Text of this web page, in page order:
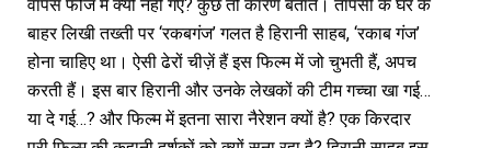
वापस फौज में क्यों नहीं गए? कुछ तो कारण बताते। तापसी के घर के
बाहर लिखी तख्ती पर ‘रकबगंज’ गलत है हिरानी साहब, ‘रकाब गंज’
होना चाहिए था। ऐसी ढेरों चीज़ें हैं इस फिल्म में जो चुभती हैं, अपच
करती हैं। इस बार हिरानी और उनके लेखकों की टीम गच्चा खा गई…
या दे गई…? और फिल्म में इतना सारा नैरेशन क्यों है? एक किरदार